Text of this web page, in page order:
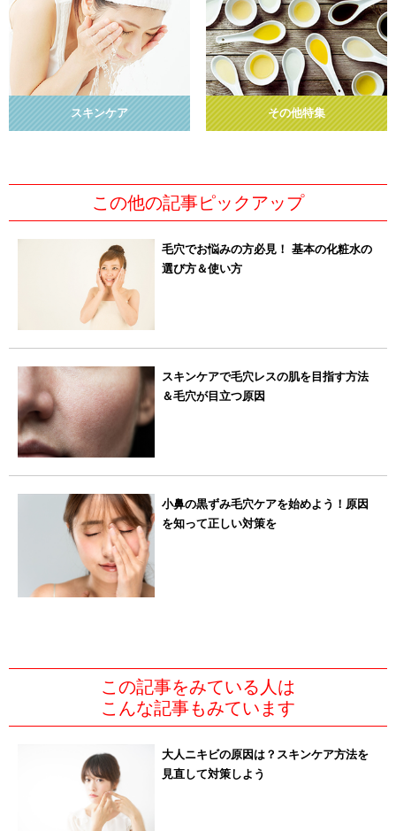
スキンケア その他特集
この他の記事ピックアップ
毛穴でお悩みの方必見！ 基本の化粧水の
選び方＆使い方
スキンケアで毛穴レスの肌を目指す方法
＆毛穴が目立つ原因
小鼻の黒ずみ毛穴ケアを始めよう！原因
を知って正しい対策を
この記事をみている人は
こんな記事もみています
大人ニキビの原因は？スキンケア方法を
見直して対策しよう